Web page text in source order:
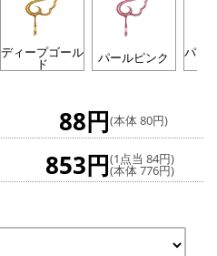
ディープゴール
ド パールピンク パー
88円(本体 80円)
853円(1点当 84円)
(本体 776円)